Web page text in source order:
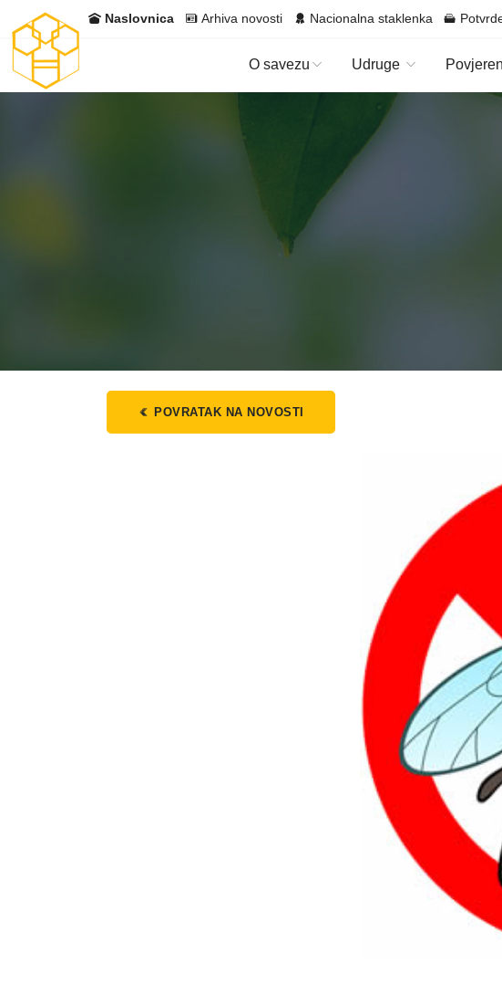
Naslovnica Arhiva novosti Nacionalna staklenka
O savezu Udruge
POVRATAK NA NOVOSTI